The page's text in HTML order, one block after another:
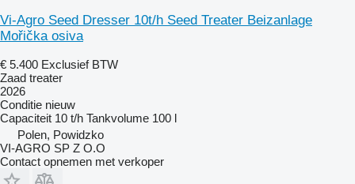
Vi-Agro Seed Dresser 10t/h Seed Treater Beizanlage
Mořička osiva
€ 5.400 Exclusief BTW
Zaad treater
2026
Conditie nieuw
Capaciteit 10 t/h Tankvolume 100 l
Polen, Powidzko
VI-AGRO SP Z O.O
Contact opnemen met verkoper